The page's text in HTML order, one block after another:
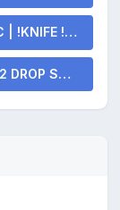
!SKINS
SKINS